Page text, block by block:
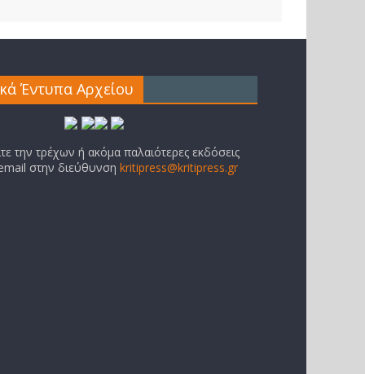
Έντυπα Αρχείου
την τρέχων ή ακόμα παλαιότερες εκδόσεις
email στην διεύθυνσηkritipress@kritipress.gr